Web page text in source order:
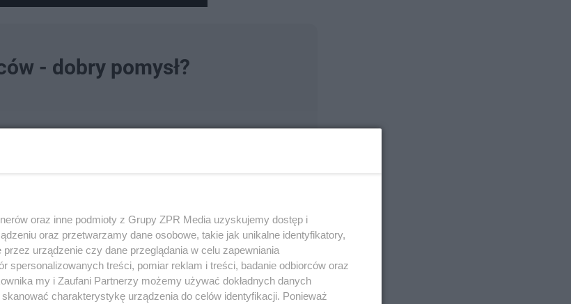
- dobry pomysł?
oraz inne podmioty z Grupy ZPR Media uzyskujemy dostęp i
oraz przetwarzamy dane osobowe, takie jak unikalne identyfikatory,
przez urządzenie czy dane przeglądania w celu zapewniania
spersonalizowanych treści, pomiar reklam i treści, badanie odbiorców oraz
my i Zaufani Partnerzy możemy używać dokładnych danych
charakterystykę urządzenia do celów identyfikacji. Ponieważ